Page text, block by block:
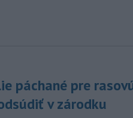
páchané pre
v zárodku